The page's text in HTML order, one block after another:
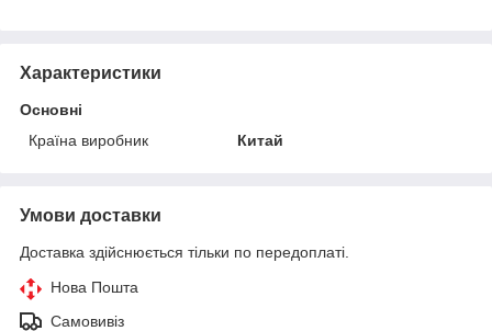
Характеристики
Основні
Країна виробник
Китай
Умови доставки
Доставка здійснюється тільки по передоплаті.
Нова Пошта
Самовивіз